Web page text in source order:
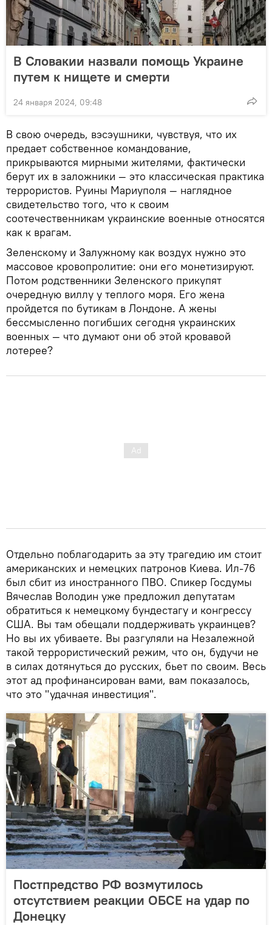
В Словакии назвали помощь Украине
путем к нищете и смерти
24 января 2024, 09:48
В свою очередь, вэсэушники, чувствуя, что их
предает собственное командование,
прикрываются мирными жителями, фактически
берут их в заложники — это классическая практика
террористов. Руины Мариуполя — наглядное
свидетельство того, что к своим
соотечественникам украинские военные относятся
как к врагам.
Зеленскому и Залужному как воздух нужно это
массовое кровопролитие: они его монетизируют.
Потом родственники Зеленского прикупят
очередную виллу у теплого моря. Его жена
пройдется по бутикам в Лондоне. А жены
бессмысленно погибших сегодня украинских
военных — что думают они об этой кровавой
лотерее?
Отдельно поблагодарить за эту трагедию им стоит
американских и немецких патронов Киева. Ил-76
был сбит из иностранного ПВО. Спикер Госдумы
Вячеслав Володин уже предложил депутатам
обратиться к немецкому бундестагу и конгрессу
США. Вы там обещали поддерживать украинцев?
Но вы их убиваете. Вы разгуляли на Незалежной
такой террористический режим, что он, будучи не
в силах дотянуться до русских, бьет по своим. Весь
этот ад профинансирован вами, вам показалось,
что это "удачная инвестиция".
Постпредство РФ возмутилось
отсутствием реакции ОБСЕ на удар по
Донецку